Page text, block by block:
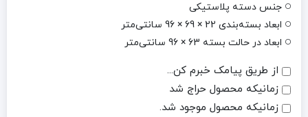
جنس دسته پلاستیکی
ابعاد بسته‌بندی 22 × 69 × 96 سانتی‌متر
ابعاد در حالت بسته 63 × 96 سانتی‌متر
از طریق پیامک خبرم کن...
زمانیکه محصول حراج شد
زمانیکه محصول موجود شد.